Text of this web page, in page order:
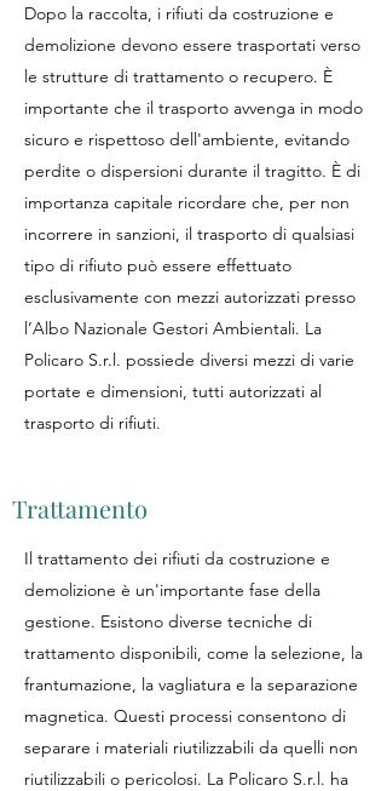
Dopo la raccolta, i rifiuti da costruzione e
demolizione devono essere trasportati verso
le strutture di trattamento o recupero. È
importante che il trasporto avvenga in modo
sicuro e rispettoso dell'ambiente, evitando
perdite o dispersioni durante il tragitto. È di
importanza capitale ricordare che, per non
incorrere in sanzioni, il trasporto di qualsiasi
tipo di rifiuto può essere effettuato
esclusivamente con mezzi autorizzati presso
l’Albo Nazionale Gestori Ambientali. La
Policaro S.r.l. possiede diversi mezzi di varie
portate e dimensioni, tutti autorizzati al
trasporto di rifiuti.
Trattamento
Il trattamento dei rifiuti da costruzione e
demolizione è un'importante fase della
gestione. Esistono diverse tecniche di
trattamento disponibili, come la selezione, la
frantumazione, la vagliatura e la separazione
magnetica. Questi processi consentono di
separare i materiali riutilizzabili da quelli non
riutilizzabili o pericolosi. La Policaro S.r.l. ha